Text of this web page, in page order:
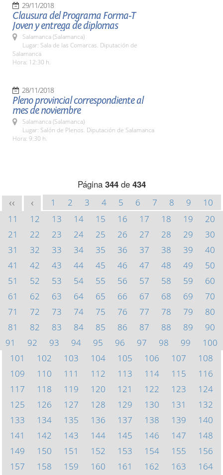
29/11/2018
Clausura del Programa Forma-T
Joven y entrega de diplomas
Salamanca (Salamanca)
Lugar: Sala de las Comarcas. Diputación de
Salamanca
Hora: 12:30 h.
28/11/2018
Pleno provincial correspondiente al
mes de noviembre
Salamanca (Salamanca)
Lugar: Salón de Plenos. Diputación de Salamanca
Hora: 9:30 h.
Página 344de 434
<< < 1 2 3 4 5 6 7 8 9
10
11
12 13 14 15 16 17 18 19
20
21
22 23 24 25 26 27 28 29
30
31
32 33 34 35 36 37 38 39
40
41
42 43 44 45 46 47 48 49
50
51
52 53 54 55 56 57 58 59
60
61
62 63 64 65 66 67 68 69
70
71
72 73 74 75 76 77 78 79
80
81
82 83 84 85 86 87 88 89
90
91
92 93 94 95 96 97 98 99
100
101
102 103 104 105 106 107
108
109
110 111 112 113 114 115
116
117
118 119 120 121 122 123
124
125
126 127 128 129 130 131
132
133
134 135 136 137 138 139
140
141
142 143 144 145 146 147
148
149
150 151 152 153 154 155
156
157
158 159 160 161 162 163
164